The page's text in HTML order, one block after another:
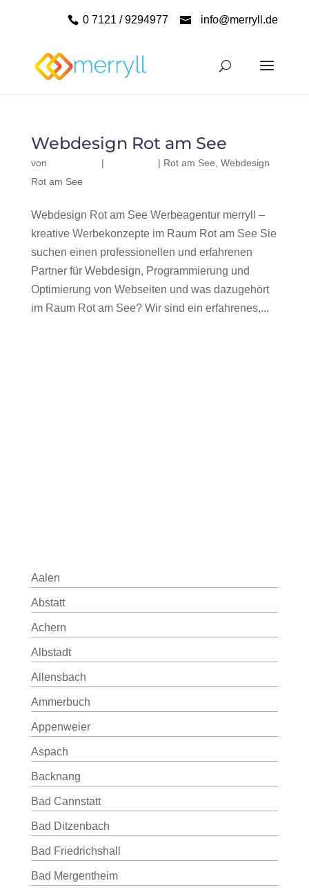
0 7121 / 9294977 info@merryll.de
Webdesign Rot am See
von | | Rot am See Webdesign
Rot am See
Webdesign Rot am See Werbeagentur merryll –
kreative Werbekonzepte im Raum Rot am See Sie
suchen einen professionellen und erfahrenen
Partner für Webdesign, Programmierung und
Optimierung von Webseiten und was dazugehört
im Raum Rot am See? Wir sind ein erfahrenes,...
Aalen
Abstatt
Achern
Albstadt
Allensbach
Ammerbuch
Appenweier
Aspach
Backnang
Bad Cannstatt
Bad Ditzenbach
Bad Friedrichshall
Bad Mergentheim